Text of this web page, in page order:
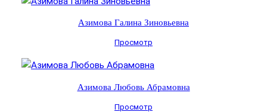
Азимова Галина Зиновьевна
Просмотр
Азимова Любовь Абрамовна
Просмотр